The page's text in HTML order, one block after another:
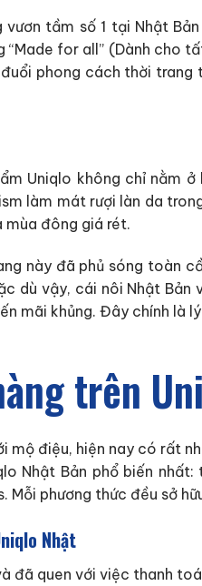
tầm số 1 tại Nhật
“Made for all” (Dành cho
phong cách thời
Uniqlo không chỉ nằm
làm mát rượi làn da
mùa đông giá rét.
này đã phủ sóng toàn
dù vậy, cái nôi Nhật
mãi khủng. Đây chính
trên
mộ điệu, hiện nay có rất
Nhật Bản phổ biến
phương thức đều sở
Nhật
đã quen với việc thanh